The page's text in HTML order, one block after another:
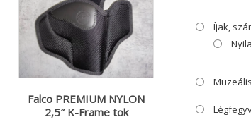
Falco PREMIUM NYLON
2,5″ K-Frame tok
Íjak,